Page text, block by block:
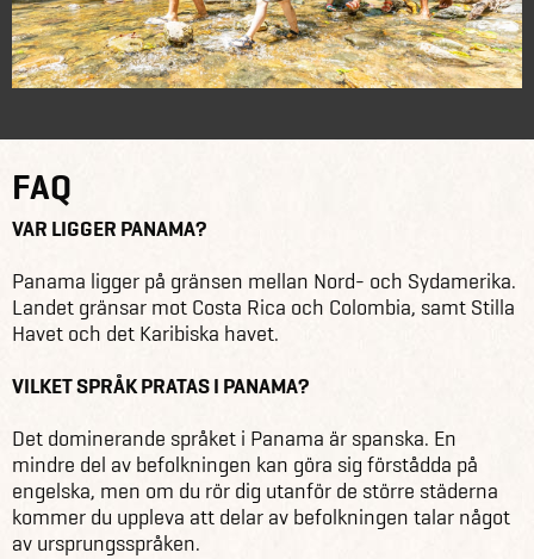
FAQ
VAR LIGGER PANAMA?
Panama ligger på gränsen mellan Nord- och Sydamerika.
Landet gränsar mot Costa Rica och Colombia, samt Stilla
Havet och det Karibiska havet.
VILKET SPRÅK PRATAS I PANAMA?
Det dominerande språket i Panama är spanska. En
mindre del av befolkningen kan göra sig förstådda på
engelska, men om du rör dig utanför de större städerna
kommer du uppleva att delar av befolkningen talar något
av ursprungsspråken.